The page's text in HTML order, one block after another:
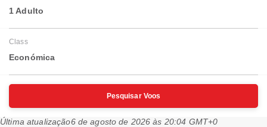
1 Adulto
Class
Económica
Pesquisar Voos
Última atualização6 de agosto de 2026 às 20:04 GMT+0